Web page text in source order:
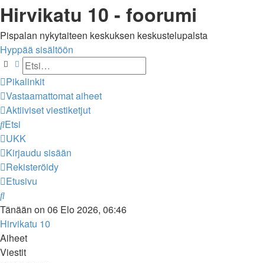
Hirvikatu 10 - foorumi
Pispalan nykytaiteen keskuksen keskustelupalsta
Hyppää sisältöön
Etsi Tarkennettu haku
Pikalinkit
Vastaamattomat aiheet
Aktiiviset viestiketjut
Etsi
UKK
Kirjaudu sisään
Rekisteröidy
Etusivu
Etsi
Tänään on 06 Elo 2026, 06:46
Hirvikatu 10
Aiheet
Viestit